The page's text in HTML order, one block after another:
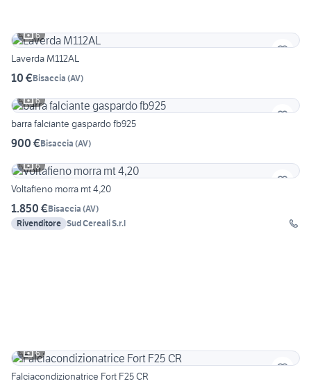
6
Laverda M112AL
10 €Bisaccia (AV)
6
barra falciante gaspardo fb925
900 €Bisaccia (AV)
6
Voltafieno morra mt 4,20
1.850 €Bisaccia (AV)
Rivenditore Sud Cereali S.r.l
6
Falciacondizionatrice Fort F25 CR